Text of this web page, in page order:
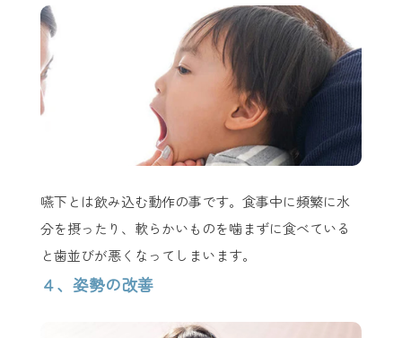
嚥下とは飲み込む動作の事です。食事中に頻繁に水
分を摂ったり、軟らかいものを噛まずに食べている
と歯並びが悪くなってしまいます。
４、姿勢の改善